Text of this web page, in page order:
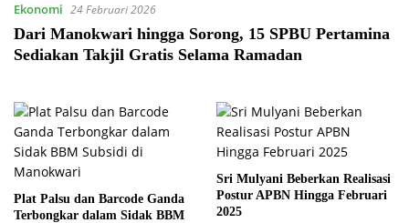
Ekonomi 24 Februari 2026
Dari Manokwari hingga Sorong, 15 SPBU Pertamina
Sediakan Takjil Gratis Selama Ramadan
Plat Palsu dan Barcode Ganda
Terbongkar dalam Sidak BBM
Sri Mulyani Beberkan Realisasi
Postur APBN Hingga Februari
2025